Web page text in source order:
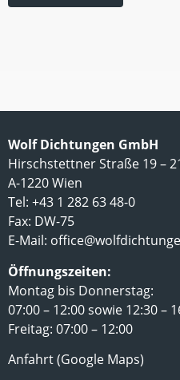
Wolf Dichtungen GmbH
Hirschstettner Straße 19 –
A-1220 Wien
Tel: +43 1 282 63 48-0
Fax: DW-75
E-Mail:
Öffnungszeiten:
Montag bis Donnerstag:
07:00 – 12:00 sowie 12:30 –
Freitag: 07:00 – 12:00
Anfahrt (Google Maps)